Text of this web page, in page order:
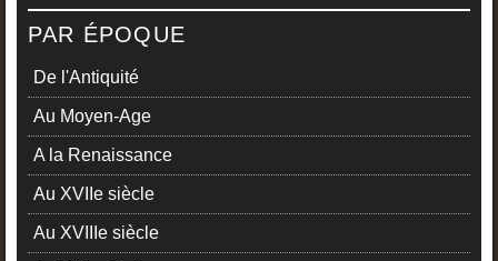
PAR ÉPOQUE
De l'Antiquité
Au Moyen-Age
A la Renaissance
Au XVIIe siècle
Au XVIIIe siècle